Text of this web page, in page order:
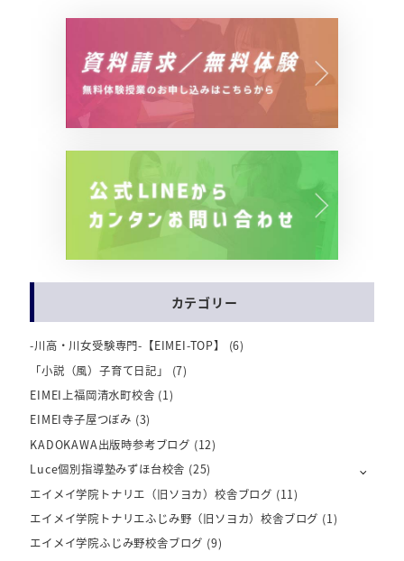
カテゴリー
-川高・川女受験専門-【EIMEI-TOP】
(6)
「小説（風）子育て日記」
(7)
EIMEI上福岡清水町校舎 (1)
EIMEI寺子屋つぼみ (3)
KADOKAWA出版時参考ブログ (12)
Luce個別指導塾みずほ台校舎 (25)
エイメイ学院トナリエ（旧ソヨカ）校舎ブログ (11)
エイメイ学院トナリエふじみ野（旧ソヨカ）校舎ブログ (1)
エイメイ学院ふじみ野校舎ブログ (9)